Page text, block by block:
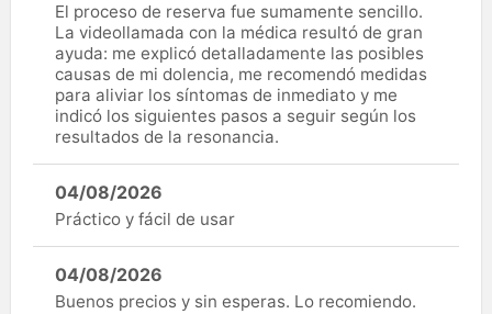
El proceso de reserva fue sumamente sencillo.
La videollamada con la médica resultó de gran
ayuda: me explicó detalladamente las posibles
causas de mi dolencia, me recomendó medidas
para aliviar los síntomas de inmediato y me
indicó los siguientes pasos a seguir según los
resultados de la resonancia.
04/08/2026
Práctico y fácil de usar
04/08/2026
Buenos precios y sin esperas. Lo recomiendo.